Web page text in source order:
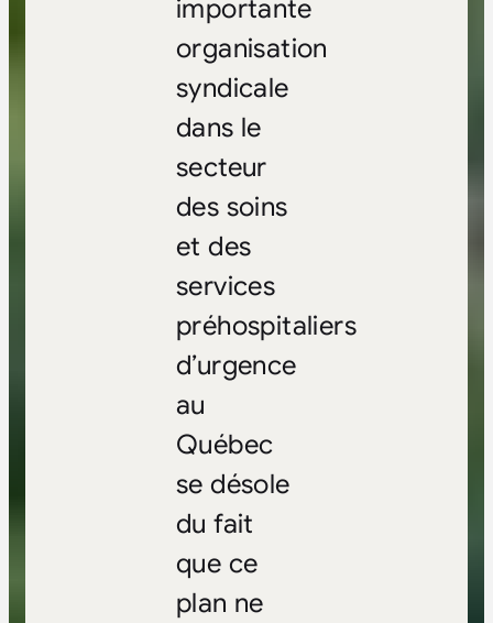
importante
organisation
syndicale
dans le
secteur
des soins
et des
services
préhospitaliers
d’urgence
au
Québec
se désole
du fait
que ce
plan ne